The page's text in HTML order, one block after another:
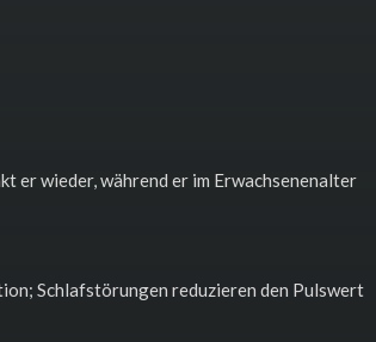
er wieder, während er im Erwachsenenalter
Schlafstörungen reduzieren den Pulswert